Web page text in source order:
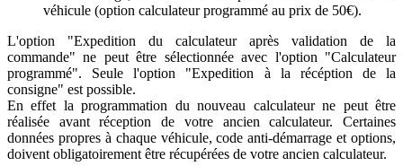
véhicule (option calculateur programmé au prix de 50€).
L'option "Expedition du calculateur après validation de la
commande" ne peut être sélectionnée avec l'option "Calculateur
programmé". Seule l'option "Expedition à la récéption de la
consigne" est possible.
En effet la programmation du nouveau calculateur ne peut être
réalisée avant réception de votre ancien calculateur. Certaines
données propres à chaque véhicule, code anti-démarrage et options,
doivent obligatoirement être récupérées de votre ancien calculateur.